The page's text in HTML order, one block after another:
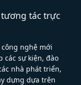
tác trực
công nghệ mới
các sự kiện, đào
nhà phát triển,
dựng dựa trên